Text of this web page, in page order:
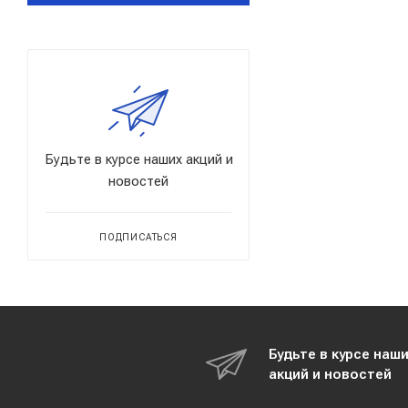
Будьте в курсе наших акций и
новостей
ПОДПИСАТЬСЯ
Будьте в курсе
акций и новостей